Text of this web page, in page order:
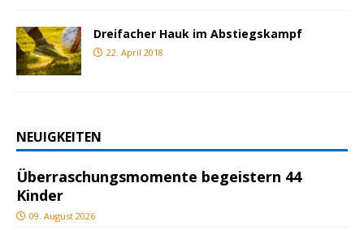
Dreifacher Hauk im Abstiegskampf
22. April 2018
NEUIGKEITEN
Überraschungsmomente begeistern 44
Kinder
09. August 2026